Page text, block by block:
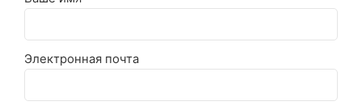
Электронная почта